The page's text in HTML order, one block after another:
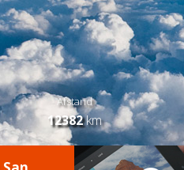
Afstand
12382km